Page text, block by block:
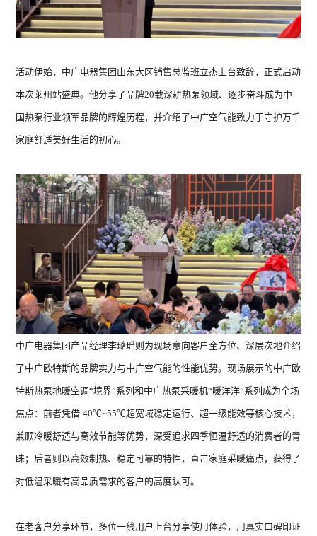
暖洋洋系列 ZGR-
产品 新闻 视频 问题
搜索
活动伊始，中广电器集团山东大区销售总监班立杰上台致辞，正式启动
本次莱州站盛典。他分享了品牌20载深耕热泵领域、逐步奋斗成为中
国热泵行业领军品牌的辉煌历程，并介绍了中广空气能致力于守护万千
家庭舒适美好生活的初心。
中广电器集团产品经理李璐瑶则为现场意向客户全方位、深层次地介绍
了中广欧特斯的品牌实力与中广空气能的性能优势。现场展示的中广欧
特斯热泵地暖空调“境界”系列和中广热泵采暖机“暖洋洋”系列成为全场
焦点：前者凭借-40℃~55℃超宽域稳定运行、超一级能效等核心技术，
兼顾冷暖舒适与高效节能等优势，深受追求四季恒温舒适的消费者的青
睐；后者则以高效制热、稳定可靠的特性，直击家庭采暖痛点，获得了
对低温采暖有高品质需求的客户的高度认可。
在老客户分享环节，多位一线用户上台分享使用体验，用真实口碑印证